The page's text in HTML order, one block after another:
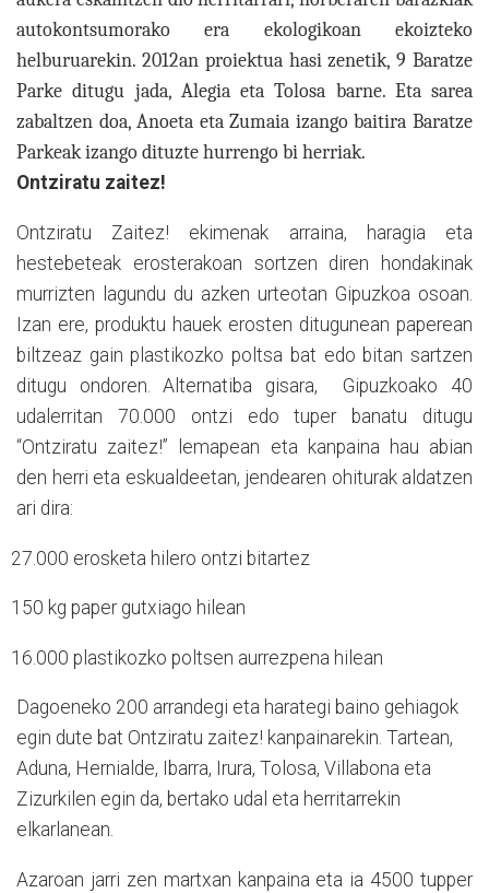
autokontsumorako era ekologikoan ekoizteko
helburuarekin. 2012an proiektua hasi zenetik, 9 Baratze
Parke ditugu jada, Alegia eta Tolosa barne. Eta sarea
zabaltzen doa, Anoeta eta Zumaia izango baitira Baratze
Parkeak izango dituzte hurrengo bi herriak.
Ontziratu zaitez!
Ontziratu Zaitez! ekimenak arraina, haragia eta
hestebeteak erosterakoan sortzen diren hondakinak
murrizten lagundu du azken urteotan Gipuzkoa osoan.
Izan ere, produktu hauek erosten ditugunean paperean
biltzeaz gain plastikozko poltsa bat edo bitan sartzen
ditugu ondoren. Alternatiba gisara,
Gipuzkoako 40
udalerritan 70.000 ontzi edo tuper banatu ditugu
“Ontziratu zaitez!” lemapean eta kanpaina hau abian
den herri eta eskualdeetan, jendearen ohiturak aldatzen
ari dira:
27.000 erosketa hilero ontzi bitartez
150 kg papergutxiago hilean
16.000 plastikozko poltsen aurrezpena hilean
Dagoeneko 200 arrandegi eta harategi baino gehiagok
egin dute bat Ontziratu zaitez! kanpainarekin. Tartean,
Aduna, Hernialde, Ibarra, Irura, Tolosa, Villabona eta
Zizurkilen egin da, bertako udal eta herritarrekin
elkarlanean.
Azaroan jarri zen martxan kanpaina eta ia 4500 tupper